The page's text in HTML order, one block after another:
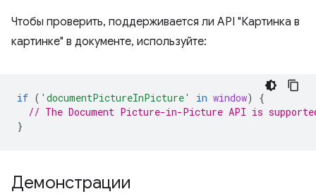
Чтобы проверить, поддерживается ли API "Картинка в
картинке" в документе, используйте:
if ( 'documentPictureInPicture' in window)
{
// The Document Picture-in-Picture API is
}
Демонстрации